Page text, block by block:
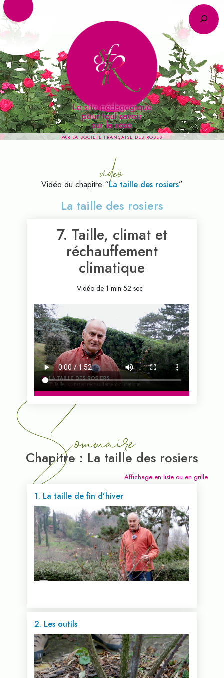
Le site pédagogique
pour tout savoir
sur la rose
PAR LA SOCIÉTÉ FRANÇAISE DES ROSES
video
Vidéo du chapitre “La taille des rosiers”
La taille des rosiers
7. Taille, climat et
réchauffement
climatique
Vidéo de 1 min 52 sec
Sommaire
Chapitre : La taille des rosiers
Affichage en liste ou en grille
1. La taille de fin d’hiver
Voir cette vidéo...
2. Les outils